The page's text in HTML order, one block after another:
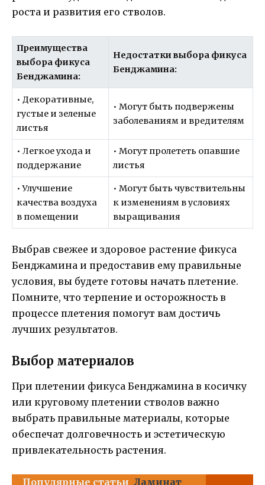
роста и развития его стволов.
Преимущества
выбора фикуса
Бенджамина:
Недостатки выбора фикуса
Бенджамина:
• Декоративные,
густые и зеленые
листья
• Могут быть подвержены
заболеваниям и вредителям
• Легкое ухода и
поддержание
• Могут пролететь опавшие
листья
• Улучшение
качества воздуха
в помещении
• Могут быть чувствительны
к изменениям в условиях
выращивания
Выбрав свежее и здоровое растение фикуса
Бенджамина и предоставив ему правильные
условия, вы будете готовы начать плетение.
Помните, что терпение и осторожность в
процессе плетения помогут вам достичь
лучших результатов.
Выбор материалов
При плетении фикуса Бенджамина в косичку
или круговому плетении стволов важно
выбрать правильные материалы, которые
обеспечат долговечность и эстетическую
привлекательность растения.
Популярные статьи Ламинат